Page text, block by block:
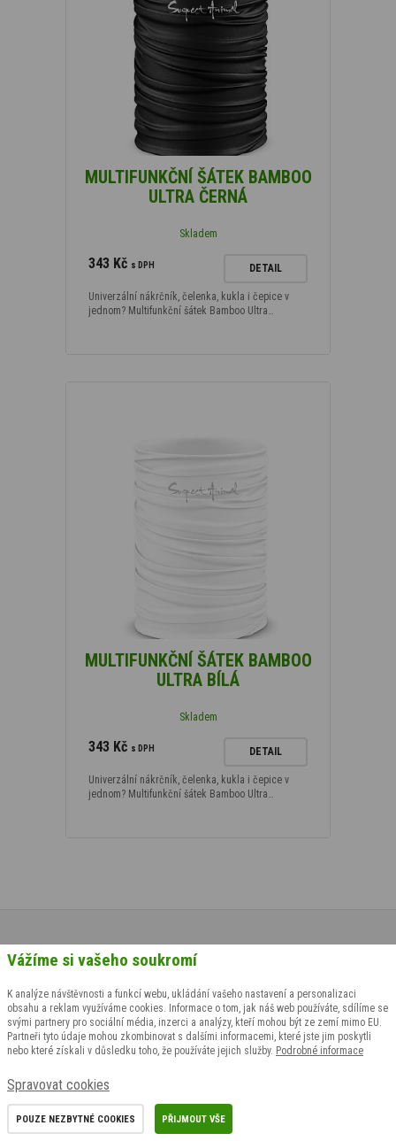
MULTIFUNKČNÍ ŠÁTEK BAMBOO
ULTRA ČERNÁ
Skladem
343 Kč s DPH DETAIL
Univerzální nákrčník, čelenka, kukla i čepice v
jednom? Multifunkční šátek Bamboo Ultra…
MULTIFUNKČNÍ ŠÁTEK BAMBOO
ULTRA BÍLÁ
Skladem
343 Kč s DPH DETAIL
Univerzální nákrčník, čelenka, kukla i čepice v
jednom? Multifunkční šátek Bamboo Ultra…
Chcete vědět jako první o slevách nebo třeba o nových
produktech v našem eshopu? Přihlaste se k odběru novinek.
Souhlasím se
marketingové účely
Vážíme si vašeho soukromí
K analýze návštěvnosti a funkcí webu, ukládání vašeho nastavení a personalizaci
obsahu a reklam využíváme cookies. Informace o tom, jak náš web používáte, sdílíme se
svými partnery pro sociální média, inzerci a analýzy, kteří mohou být ze zemí mimo EU.
Partneři tyto údaje mohou zkombinovat s dalšími informacemi, které jste jim poskytli
nebo které získali v důsledku toho, že používáte jejich služby. Podrobné informace
Spravovat cookies
POUZE NEZBYTNÉ COOKIES PŘIJMOUT VŠE